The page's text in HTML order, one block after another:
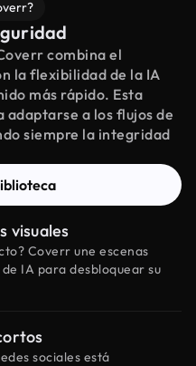
combina el
la flexibilidad de la IA
más rápido. Esta
adaptarse a los flujos de
siempre la integridad
visuales
Coverr une escenas
IA para desbloquear su
sociales está